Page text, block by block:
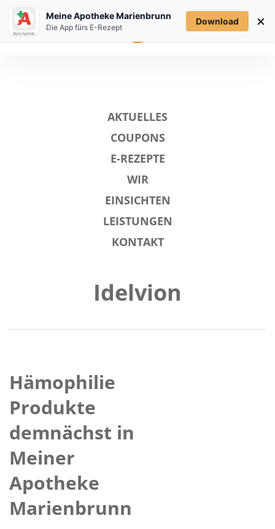
MENÜ
AKTUELLES
COUPONS
E-REZEPTE
WIR
EINSICHTEN
LEISTUNGEN
KONTAKT
Idelvion
Hämophilie
Produkte
demnächst in
Meiner
Apotheke
Marienbrunn
Meine Apotheke Marienbrunn
Die App fürs E-Rezept
Download ×